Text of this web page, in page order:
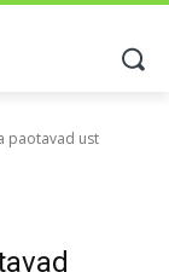
paotavad ust